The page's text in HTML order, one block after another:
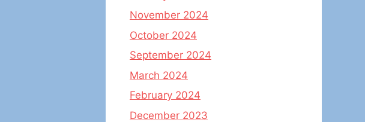
November 2024
October 2024
September 2024
March 2024
February 2024
December 2023